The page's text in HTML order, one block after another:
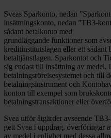
Sveas Sparkonto, nedan
insättningskonto, nedan ”TB3-
sådant betalkonto med
grundläggande funktioner som
kreditinstitutslagen eller ett sådant
betaltjänstlagen. Sparkontot och
sig endast till insättning av medel.
betalningsrörelsesystemet och till
betalningsinstrument och
konton till exempel som
betalningstransaktioner eller
Svea utför åtgärder avseende
gett Svea i uppdrag, överföringar
av medel i enlighet med dessa